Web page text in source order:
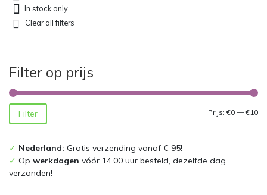
In stock only
Clear all filters
Filter op prijs
Filter Prijs:€0 —€10
✓ Nederland: Gratis verzending vanaf € 95!
✓ Op werkdagen vóór 14.00 uur besteld, dezelfde dag
verzonden!